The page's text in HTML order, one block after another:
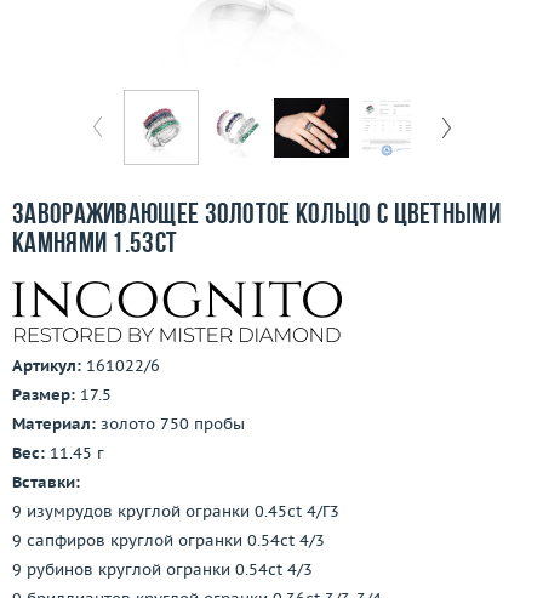
О компании
Контакты
3D-тур по шоуруму
Завораживающее золотое кольцо с цветными
камнями 1.53ct
Артикул: 161022/6
Размер: 17.5
Материал: золото 750 пробы
Вес: 11.45 г
Вставки:
9 изумрудов круглой огранки 0.45ct 4/Г3
9 сапфиров круглой огранки 0.54ct 4/3
9 рубинов круглой огранки 0.54ct 4/3